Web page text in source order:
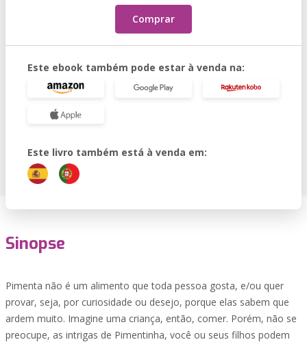
Comprar
Este ebook também pode estar à venda na:
Este livro também está à venda em:
Sinopse
Pimenta não é um alimento que toda pessoa gosta, e/ou quer
provar, seja, por curiosidade ou desejo, porque elas sabem que
ardem muito. Imagine uma criança, então, comer. Porém, não se
preocupe, as intrigas de Pimentinha, você ou seus filhos podem